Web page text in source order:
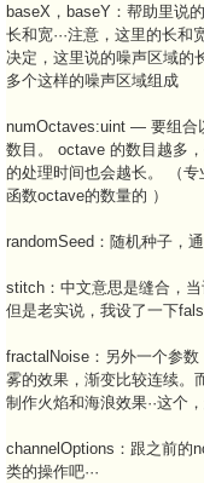
baseX，baseY：帮助里说
长和宽···注意，这里的长
决定，这里说的噪声区域的
多个这样的噪声区域组成
numOctaves:uint — 要组合
数目。 octave 的数目越多
的处理时间也会越长。 （专
函数octave的数量的 ）
randomSeed：随机种子，
stitch：中文意思是缝合，当
但是老实说，我设了一下
fractalNoise：另外一个参
雾的效果，渐变比较连续。
制作火焰和海浪效果··这个
channelOptions：跟之前的
类的操作吧···